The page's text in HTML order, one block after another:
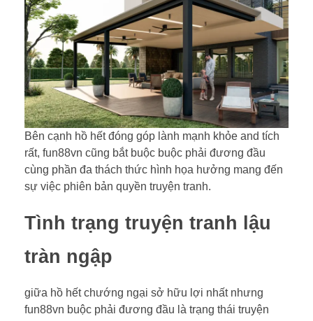
Bên cạnh hồ hết đóng góp lành mạnh khỏe and tích
rất, fun88vn cũng bắt buộc buộc phải đương đầu
cùng phần đa thách thức hình họa hưởng mang đến
sự việc phiên bản quyền truyện tranh.
Tình trạng truyện tranh lậu
tràn ngập
giữa hồ hết chướng ngại sở hữu lợi nhất nhưng
fun88vn buộc phải đương đầu là trạng thái truyện